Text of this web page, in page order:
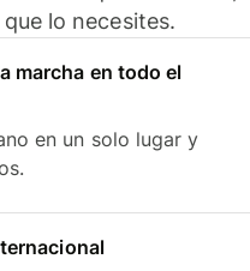
lo necesites.
marcha en todo el
en un solo lugar y